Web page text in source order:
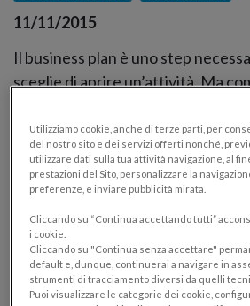
11/11/2015
Il business plan è uno step
sceglie di aprire un’attività. Ma
Utilizziamo cookie, anche di terze parti, per
del nostro sito e dei servizi offerti nonché,
utilizzare dati sulla tua attività navigazione, al
prestazioni del Sito, personalizzare la
preferenze, e inviare pubblicità mirata.
Cliccando su “Continua accettando tutti”
i cookie.
Cliccando su "Continua senza accettare"
default e, dunque, continuerai a navigare in
strumenti di tracciamento diversi da quelli
Puoi visualizzare le categorie dei cookie,